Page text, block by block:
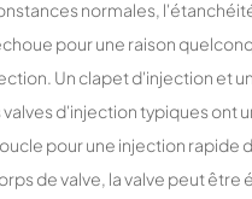
normales,
pour une raison
Un clapet d'injection et
d'injection typiques ont
pour une injection rapide
de valve, la valve peut